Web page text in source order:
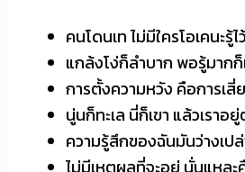
คนโดนเท ไม่มีใครโอเคนะรู้ไ
แกล้งโง่ก็ลำบาก พอรู้มากก็
การตั้งความหวัง คือการเสี่
นู่นก็ทะเล นี่ก็เขา แล้วเราอ
ความรู้สึกของฉันมันว่างเ
ไม่มีเหตุผลที่จะอยู่ นั่นแหละ